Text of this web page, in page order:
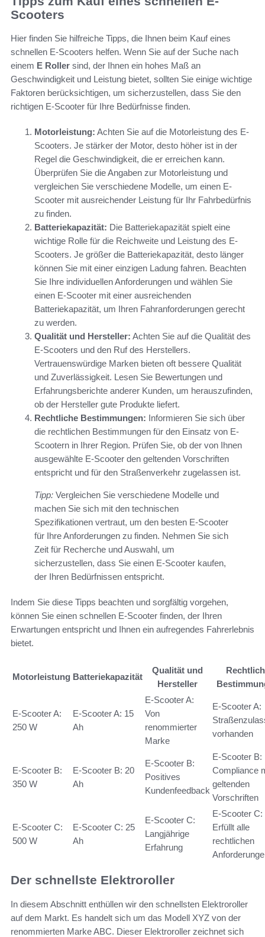
Scooters
Hier finden Sie hilfreiche Tipps, die Ihnen beim Kauf eines
schnellen E-Scooters helfen. Wenn Sie auf der Suche nach
einem E Roller sind, der Ihnen ein hohes Maß an
Geschwindigkeit und Leistung bietet, sollten Sie einige wichtige
Faktoren berücksichtigen, um sicherzustellen, dass Sie den
richtigen E-Scooter für Ihre Bedürfnisse finden.
Motorleistung: Achten Sie auf die Motorleistung des E-
Scooters. Je stärker der Motor, desto höher ist in der
Regel die Geschwindigkeit, die er erreichen kann.
Überprüfen Sie die Angaben zur Motorleistung und
vergleichen Sie verschiedene Modelle, um einen E-
Scooter mit ausreichender Leistung für Ihr Fahrbedürfnis
zu finden.
Batteriekapazität: Die Batteriekapazität spielt eine
wichtige Rolle für die Reichweite und Leistung des E-
Scooters. Je größer die Batteriekapazität, desto länger
können Sie mit einer einzigen Ladung fahren. Beachten
Sie Ihre individuellen Anforderungen und wählen Sie
einen E-Scooter mit einer ausreichenden
Batteriekapazität, um Ihren Fahranforderungen gerecht
zu werden.
Qualität und Hersteller: Achten Sie auf die Qualität des
E-Scooters und den Ruf des Herstellers.
Vertrauenswürdige Marken bieten oft bessere Qualität
und Zuverlässigkeit. Lesen Sie Bewertungen und
Erfahrungsberichte anderer Kunden, um herauszufinden,
ob der Hersteller gute Produkte liefert.
Rechtliche Bestimmungen: Informieren Sie sich über
die rechtlichen Bestimmungen für den Einsatz von E-
Scootern in Ihrer Region. Prüfen Sie, ob der von Ihnen
ausgewählte E-Scooter den geltenden Vorschriften
entspricht und für den Straßenverkehr zugelassen ist.
Tipp: Vergleichen Sie verschiedene Modelle und
machen Sie sich mit den technischen
Spezifikationen vertraut, um den besten E-Scooter
für Ihre Anforderungen zu finden. Nehmen Sie sich
Zeit für Recherche und Auswahl, um
sicherzustellen, dass Sie einen E-Scooter kaufen,
der Ihren Bedürfnissen entspricht.
Indem Sie diese Tipps beachten und sorgfältig vorgehen,
können Sie einen schnellen E-Scooter finden, der Ihren
Erwartungen entspricht und Ihnen ein aufregendes Fahrerlebnis
bietet.
Motorleistung Batteriekapazität
Qualität und
Hersteller
E-Scooter A:
250 W
E-Scooter A: 15
Ah
E-Scooter A:
Von
renommierter
Marke
E-Scooter A:
vorhanden
E-Scooter B:
350 W
E-Scooter B: 20
Ah
E-Scooter B:
Positives
Kundenfeedback
E-Scooter B:
Compliance
geltenden
Vorschriften
E-Scooter C:
500 W
E-Scooter C: 25
Ah
E-Scooter C:
Langjährige
Erfahrung
E-Scooter C:
Erfüllt alle
rechtlichen
Der schnellste Elektroroller
In diesem Abschnitt enthüllen wir den schnellsten Elektroroller
auf dem Markt. Es handelt sich um das Modell XYZ von der
renommierten Marke ABC. Dieser Elektroroller zeichnet sich